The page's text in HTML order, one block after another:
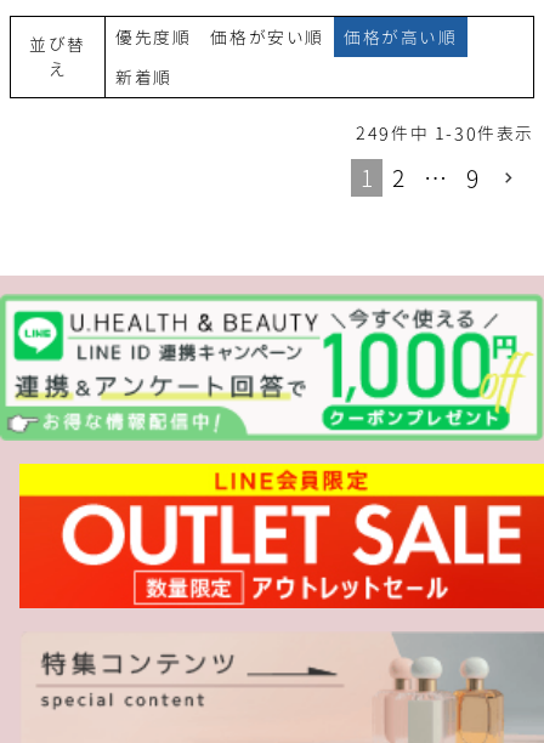
並び替
え
優先度順 価格が安い順 価格が高い順
新着順
249 件中 1- 30件表示
1 2 … 9